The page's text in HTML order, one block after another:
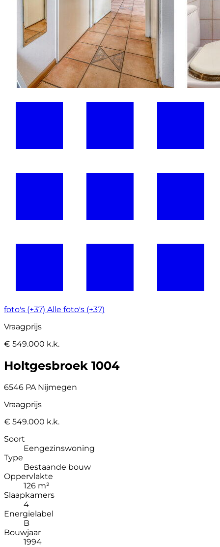
foto's (+37) Alle foto's (+37)
Vraagprijs
€ 549.000 k.k.
Holtgesbroek 1004
6546 PA Nijmegen
Vraagprijs
€ 549.000 k.k.
Soort
Eengezinswoning
Type
Bestaande bouw
Oppervlakte
126 m²
Slaapkamers
4
Energielabel
B
Bouwjaar
1994